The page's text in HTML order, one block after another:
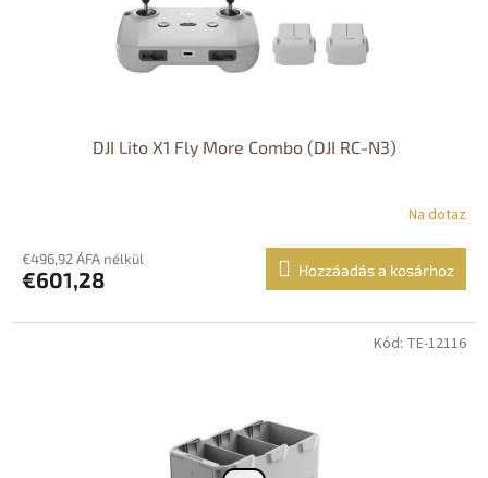
DJI Lito X1 Fly More Combo (DJI RC-N3)
Na dotaz
€496,92 ÁFA nélkül
€601,28 Hozzáadás a kosárhoz
Kód: TE-12116